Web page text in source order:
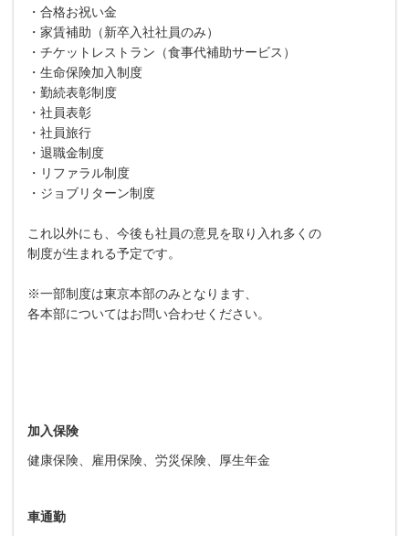
・合格お祝い金
・家賃補助（新卒入社社員のみ）
・チケットレストラン（食事代補助サービス）
・生命保険加入制度
・勤続表彰制度
・社員表彰
・社員旅行
・退職金制度
・リファラル制度
・ジョブリターン制度
これ以外にも、今後も社員の意見を取り入れ多くの
制度が生まれる予定です。
※一部制度は東京本部のみとなります、
各本部についてはお問い合わせください。
加入保険
健康保険、雇用保険、労災保険、厚生年金
車通勤